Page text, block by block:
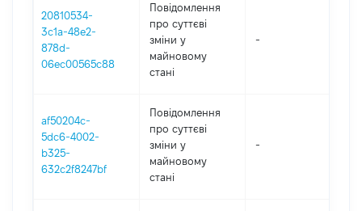
20810534-
3c1a-48e2-
878d-
06ec00565c88
Повідомлення
про суттєві
зміни y
майновому
стані
-
af50204c-
5dc6-4002-
b325-
632c2f8247bf
Повідомлення
про суттєві
зміни y
майновому
стані
-